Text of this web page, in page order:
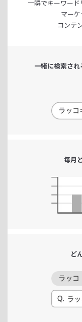
一瞬でキーワー
マー
コンテ
一緒に検索され
毎月
ど